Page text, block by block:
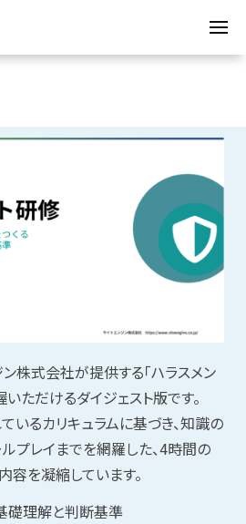
株式会社が提供する「ハラスメン
ただけるダイジェスト版です。
いるカリキュラムに基づき、知識の
プレイまでを網羅した、4時間の
を凝縮しています。
礎理解と判断基準